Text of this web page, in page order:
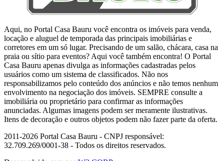
Aqui, no Portal Casa Bauru você encontra os imóveis para venda,
locação e aluguel de temporada das principais imobiliárias e
corretores em um só lugar. Precisando de um salão, chácara, casa na
praia ou sítio para eventos? Aqui você também encontra! O Portal
Casa Bauru apenas divulga as informações cadastradas pelos
usuários como um sistema de classificados. Não nos
responsabilizamos pelo conteúdo dos anúncios e não temos nenhum
envolvimento na negociação dos imóveis. SEMPRE consulte a
imobiliária ou proprietário para confirmar as informações
anunciadas. Algumas imagens podem ser meramente ilustrativas.
Itens de decoração e outros objetos podem não fazer parte da oferta.
2011-2026 Portal Casa Bauru - CNPJ responsável:
32.709.269/0001-38 - Todos os direitos reservados.